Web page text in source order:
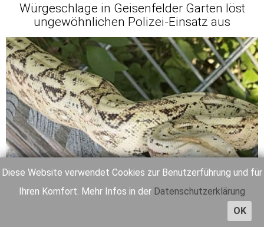
Diese Website verwendet Cookies zur Benutzerführung und für
Ihren Komfort. Mehr Infos in der Datenschutzerklärung
OK
Würgeschlage in Geisenfelder Garten löst
ungewöhnlichen Polizei-Einsatz aus
Die rund 1,70 Meter lange "Boa Imperator Hog Island" wurde
gestern in eine Reptilien-Auffang-Station gebracht.